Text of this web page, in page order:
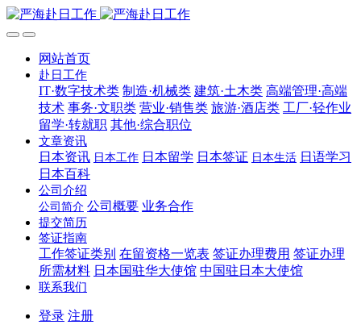
网站首页
赴日工作
IT·数字技术类 制造·机械类 建筑·土木类 高端管理·高端
技术 事务·文职类 营业·销售类 旅游·酒店类 工厂·轻作业
留学·转就职 其他·综合职位
文章资讯
日本资讯 日本工作 日本留学 日本签证 日本生活 日语学习
日本百科
公司介绍
公司简介 公司概要 业务合作
提交简历
签证指南
工作签证类别 在留资格一览表 签证办理费用 签证办理
所需材料 日本国驻华大使馆 中国驻日本大使馆
联系我们
登录 注册